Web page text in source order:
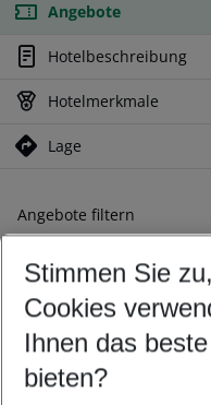
Angebote
Hotelbeschreibung
Hotelmerkmale
Lage
Angebote filtern
Ändern Sie Ihre Kriterien
Abflughafen wählen
Beliebiger
Reisezeitraum wählen
12.08.26– 10.08.27
Stimmen Sie
Cookies
Ihnen das
bieten?